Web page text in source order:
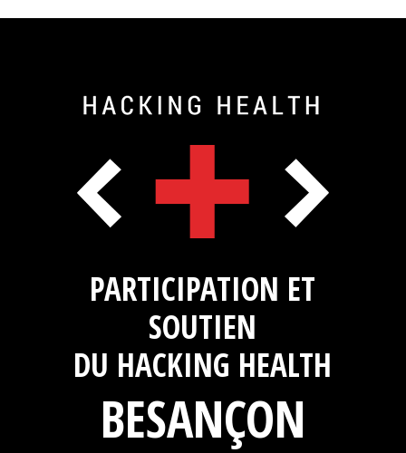
PARTICIPATION ET
SOUTIEN
DU HACKING HEALTH
BESANÇON